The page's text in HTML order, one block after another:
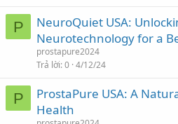
P
NeuroQuiet USA:
Neurotechnology for a
prostapure2024
Trả lời 0 4/12/24
P
ProstaPure USA: A
Health